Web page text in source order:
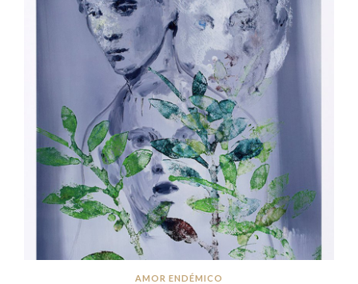
AMOR ENDÉMICO